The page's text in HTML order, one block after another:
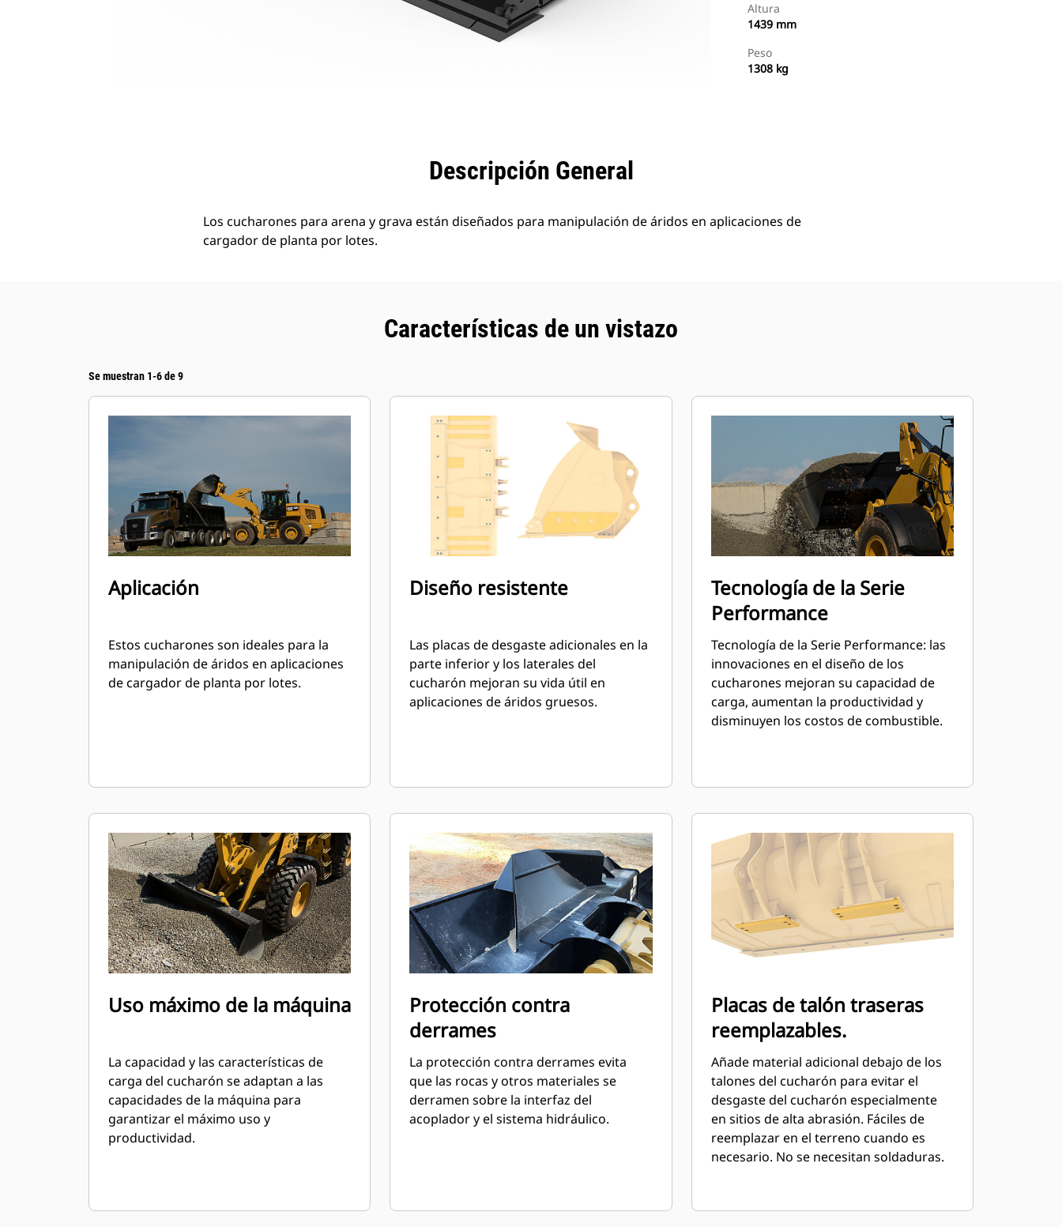
Altura
1439 mm
Peso
1308 kg
Descripción General
Los cucharones para arena y grava están diseñados para manipulación de áridos en aplicaciones de
cargador de planta por lotes.
Características de un vistazo
Se muestran 1-6 de 9
Aplicación
Estos cucharones son ideales para la
manipulación de áridos en aplicaciones
de cargador de planta por lotes.
Diseño resistente
Las placas de desgaste adicionales en la
parte inferior y los laterales del
cucharón mejoran su vida útil en
aplicaciones de áridos gruesos.
Tecnología de la Serie
Performance
Tecnología de la Serie Performance: las
innovaciones en el diseño de los
cucharones mejoran su capacidad de
carga, aumentan la productividad y
disminuyen los costos de combustible.
Uso máximo de la máquina
La capacidad y las características de
carga del cucharón se adaptan a las
capacidades de la máquina para
garantizar el máximo uso y
productividad.
Protección contra
derrames
La protección contra derrames evita
que las rocas y otros materiales se
derramen sobre la interfaz del
acoplador y el sistema hidráulico.
Placas de talón traseras
reemplazables.
Añade material adicional debajo de los
talones del cucharón para evitar el
desgaste del cucharón especialmente
en sitios de alta abrasión. Fáciles de
reemplazar en el terreno cuando es
necesario. No se necesitan soldaduras.